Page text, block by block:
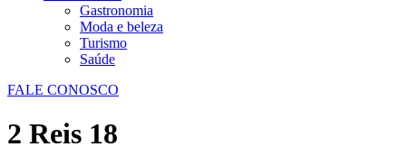
Gastronomia
Moda e beleza
Turismo
Saúde
FALE CONOSCO
2 Reis 18